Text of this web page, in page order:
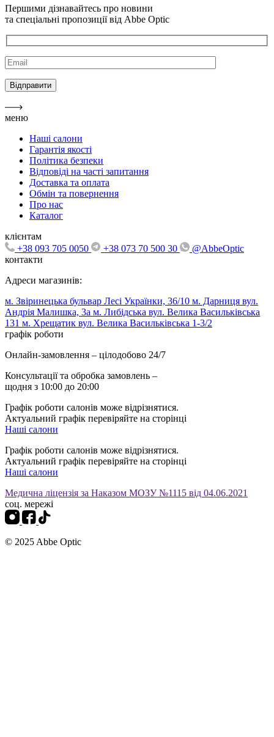
Першими дізнавайтесь про новини
та спеціальні пропозиції від Abbe Optic
меню
Наші салони
Гарантія якості
Політика безпеки
Відповіді на часті запитання
Доставка та оплата
Обмін та повернення
Про нас
Каталог
клієнтам
+38 093 705 0050
+38 073 70 500 30
@AbbeOptic
контакти
Адреси магазинів:
м. Звіринецька бульвар Лесі Українки, 36/10 м. Дарниця вул.
Андрія Малишка, 3а м. Либідська вул. Велика Васильківська
131 м. Хрещатик вул. Велика Васильківська 1-3/2
графік роботи
Онлайн-замовлення – цілодобово 24/7
Консультації та обробка замовлень –
щодня з 10:00 до 20:00
Графік роботи салонів може відрізнятися.
Актуальний графік перевіряйте на сторінці
Наші салони
Графік роботи салонів може відрізнятися.
Актуальний графік перевіряйте на сторінці
Наші салони
Медична ліцензія за Наказом МОЗУ №1115 від 04.06.2021
соц. мережі
© 2025 Abbe Optic